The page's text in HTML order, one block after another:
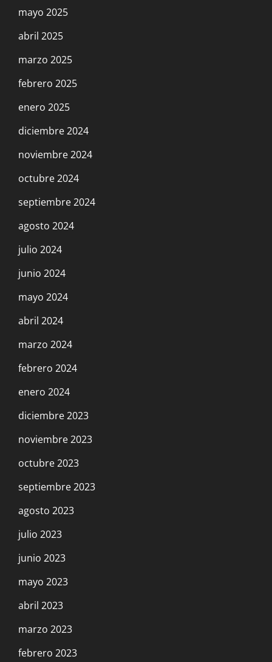
mayo 2025
abril 2025
marzo 2025
febrero 2025
enero 2025
diciembre 2024
noviembre 2024
octubre 2024
septiembre 2024
agosto 2024
julio 2024
junio 2024
mayo 2024
abril 2024
marzo 2024
febrero 2024
enero 2024
diciembre 2023
noviembre 2023
octubre 2023
septiembre 2023
agosto 2023
julio 2023
junio 2023
mayo 2023
abril 2023
marzo 2023
febrero 2023